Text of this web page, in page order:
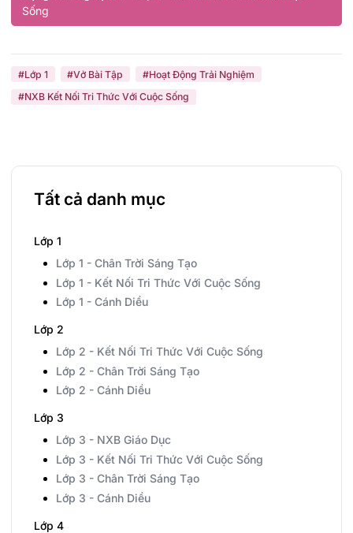
Sống
#Lớp 1 #Vở Bài Tập
#Hoạt Động Trải Nghiệm
#NXB Kết Nối Tri Thức Với Cuộc Sống
Tất cả danh mục
Lớp 1
Lớp 1 - Chân Trời Sáng Tạo
Lớp 1 - Kết Nối Tri Thức Với Cuộc Sống
Lớp 1 - Cánh Diều
Lớp 2
Lớp 2 - Kết Nối Tri Thức Với Cuộc Sống
Lớp 2 - Chân Trời Sáng Tạo
Lớp 2 - Cánh Diều
Lớp 3
Lớp 3 - NXB Giáo Dục
Lớp 3 - Kết Nối Tri Thức Với Cuộc Sống
Lớp 3 - Chân Trời Sáng Tạo
Lớp 3 - Cánh Diều
Lớp 4